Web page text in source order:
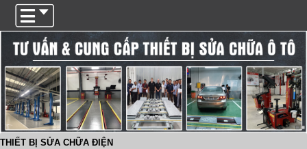
THIẾT BỊ SỬA CHỮA ĐIỆN